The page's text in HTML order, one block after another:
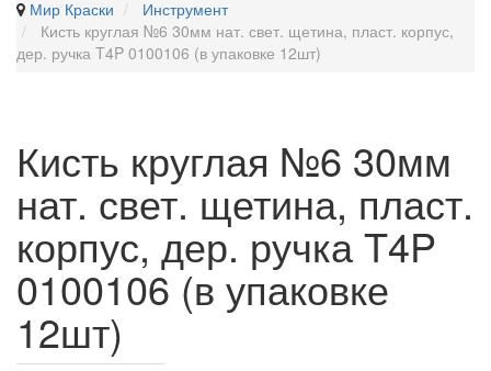
Мир Краски
Инструмент
Кисть круглая №6 30мм нат. свет. щетина, пласт. корпус,
дер. ручка T4P 0100106 (в упаковке 12шт)
Кисть круглая №6 30мм
нат. свет. щетина, пласт.
корпус, дер. ручка T4P
0100106 (в упаковке
12шт)